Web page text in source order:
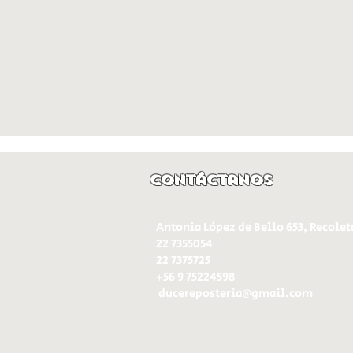
Contáctanos
Antonia López de Bello 653,
22 7355054
22 7375725
+56 9 75224598
ducereposteria@gmail.com